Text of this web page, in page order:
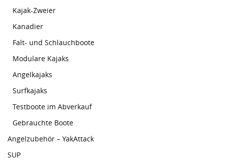
Kajak-Zweier
Kanadier
Falt- und Schlauchboote
Modulare Kajaks
Angelkajaks
Surfkajaks
Testboote im Abverkauf
Gebrauchte Boote
Angelzubehör – YakAttack
SUP